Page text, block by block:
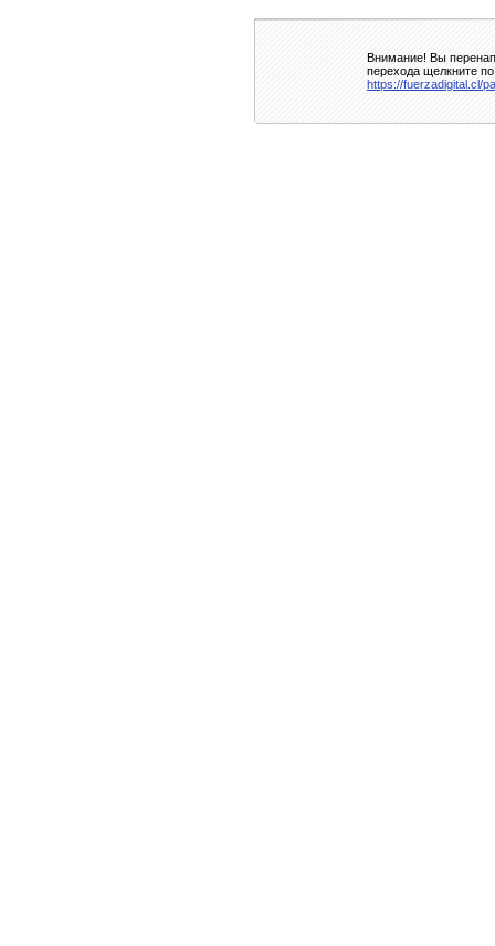
Внимание! Вы
перехода щелкните
https://fuerzadigital.cl/